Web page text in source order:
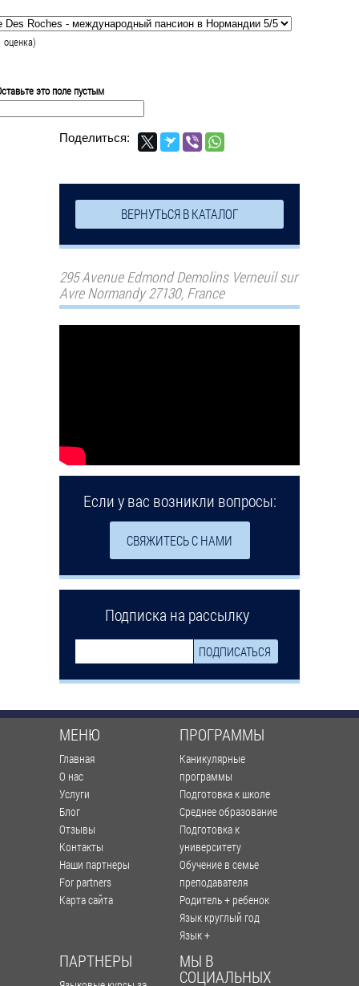
оценка)
это поле пустым
Поделиться:
ВЕРНУТЬСЯ В КАТАЛОГ
295 Avenue Edmond Demolins Verneuil sur
Avre Normandy 27130, France
Если у вас возникли вопросы:
СВЯЖИТЕСЬ С НАМИ
Подписка на рассылку
МЕНЮ
Главная
О нас
Услуги
Блог
Отзывы
Контакты
Наши партнеры
For partners
Карта сайта
ПРОГРАММЫ
Каникулярные
программы
Подготовка к школе
Среднее образование
Подготовка к
университету
Обучение в семье
преподавателя
Родитель + ребенок
Язык круглый год
Язык +
ПАРТНЕРЫ МЫ В
СОЦИАЛЬНЫХ